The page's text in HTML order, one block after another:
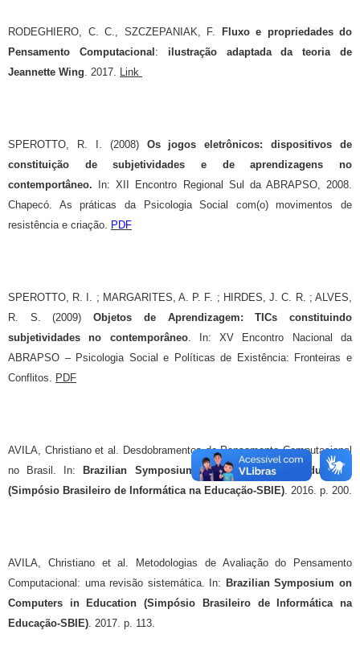
RODEGHIERO, C. C., SZCZEPANIAK, F.
Fluxo e propriedades do
Pensamento Computacional : ilustração adaptada da teoria de
Jeannette Wing. 2017. Link
SPEROTTO, R. I. (2008) Os jogos eletrônicos: dispositivos de
constituição de subjetividades e de aprendizagens no
contemportâneo. In: XII Encontro Regional Sul da ABRAPSO, 2008.
Chapecó. As práticas da Psicologia Social com(o) movimentos de
resistência e criação. PDF
SPEROTTO, R. I. ; MARGARITES, A. P. F. ; HIRDES, J. C. R. ; ALVES,
R. S. (2009)Objetos de Aprendizagem: TICs constituindo
subjetividades no contemporâneo. In: XV Encontro Nacional da
ABRAPSO – Psicologia Social e Políticas de Existência: Fronteiras e
Conflitos. PDF
AVILA, Christiano et al. Desdobramentos do Pensamento Computacional
no Brasil. In:
Brazilian Symposium on Computers in Education
(Simpósio Brasileiro de Informática na Educação-SBIE). 2016. p. 200.
AVILA, Christiano et al. Metodologias de Avaliação do Pensamento
Computacional: uma revisão sistemática. In: Brazilian Symposium on
Computers in Education (Simpósio Brasileiro de Informática na
Educação-SBIE). 2017. p. 113.